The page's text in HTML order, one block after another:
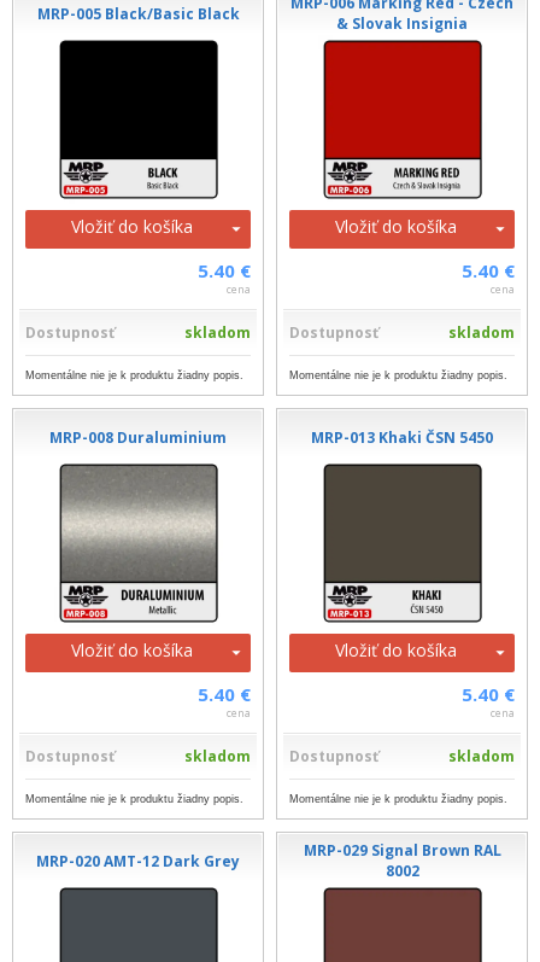
MRP-005 Black/Basic Black
Vložiť do košíka
5.40 €
cena
Dostupnosť skladom
Momentálne nie je k produktu žiadny popis.
& Slovak Insignia
Vložiť do košíka
5.40 €
cena
Dostupnosť skladom
Momentálne nie je k produktu žiadny popis.
MRP-008 Duraluminium
Vložiť do košíka
5.40 €
cena
Dostupnosť skladom
Momentálne nie je k produktu žiadny popis.
MRP-013 Khaki ČSN 5450
Vložiť do košíka
5.40 €
cena
Dostupnosť skladom
Momentálne nie je k produktu žiadny popis.
MRP-020 AMT-12 Dark Grey
MRP-029 Signal Brown RAL
8002